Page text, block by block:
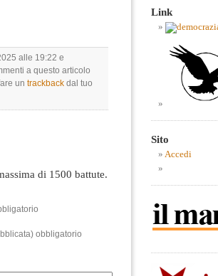
alle 19:22 e
a questo articolo
un trackback dal tuo
di 1500 battute.
obbligatorio
Link
Sito
Accedi